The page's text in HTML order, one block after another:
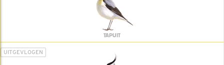
TAPUIT
UITGEVLOGEN